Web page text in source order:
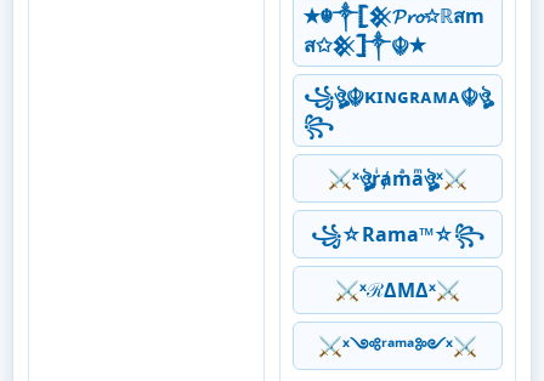
✭☬༒𓊈𒆜𝓟𝓻𝓸✩ℝสm
ส✩𒆜𓊉༒☬✭
꧁ঔৣ☬κɪɴɢʀᴀᴍᴀ☬ঔৣ
꧂
⚔ˣঔৣrͥⱥmͣaͫঔৣˣ⚔
꧁☆Rama™☆꧂
⚔ˣℛΔMΔˣ⚔
⚔ˣ༺ʳᵃᵐᵃ༻ˣ⚔